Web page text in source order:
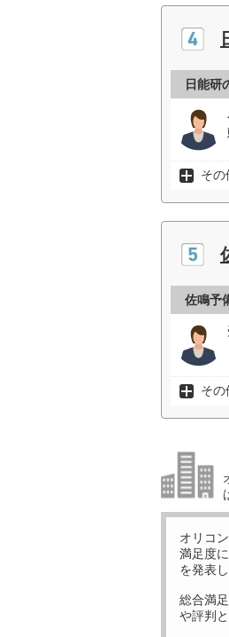
日能研
その
佐鳴予
その
オリコ
満足度
を発表
総合満
や評判